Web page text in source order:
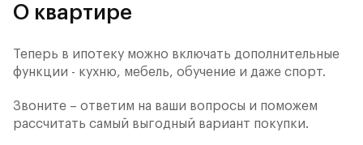
О квартире
Теперь в ипотеку можно включать дополнительные
функции - кухню, мебель, обучение и даже спорт.
Звоните – ответим на ваши вопросы и поможем
рассчитать самый выгодный вариант покупки.